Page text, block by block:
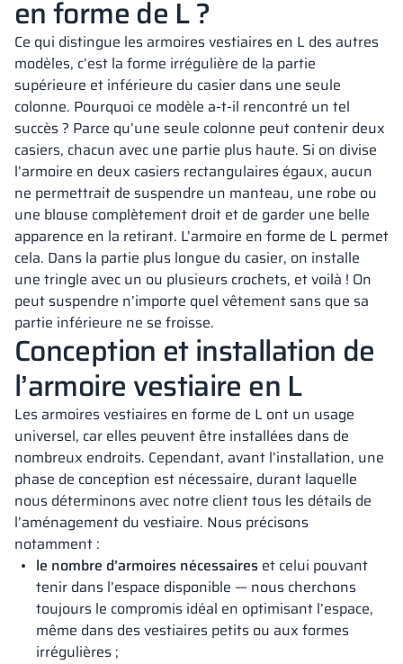
en forme de L ?
Ce qui distingue les armoires vestiaires en L des autres
modèles, c’est la forme irrégulière de la partie
supérieure et inférieure du casier dans une seule
colonne. Pourquoi ce modèle a-t-il rencontré un tel
succès ? Parce qu’une seule colonne peut contenir deux
casiers, chacun avec une partie plus haute. Si on divise
l’armoire en deux casiers rectangulaires égaux, aucun
ne permettrait de suspendre un manteau, une robe ou
une blouse complètement droit et de garder une belle
apparence en la retirant. L’armoire en forme de L permet
cela. Dans la partie plus longue du casier, on installe
une tringle avec un ou plusieurs crochets, et voilà ! On
peut suspendre n’importe quel vêtement sans que sa
partie inférieure ne se froisse.
Conception et installation de
l’armoire vestiaire en L
Les armoires vestiaires en forme de L ont un usage
universel, car elles peuvent être installées dans de
nombreux endroits. Cependant, avant l’installation, une
phase de conception est nécessaire, durant laquelle
nous déterminons avec notre client tous les détails de
l’aménagement du vestiaire. Nous précisons
notamment :
le nombre d’armoires nécessaires et celui pouvant
tenir dans l’espace disponible — nous cherchons
toujours le compromis idéal en optimisant l’espace,
même dans des vestiaires petits ou aux formes
irrégulières ;